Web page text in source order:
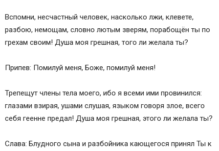
Вспомни, несчастный человек, насколько лжи, клевете,
разбою, немощам, словно лютым зверям, порабощён ты по
грехам своим! Душа моя грешная, того ли желала ты?
Припев: Помилуй меня, Боже, помилуй меня!
Трепещут члены тела моего, ибо я всеми ими провинился:
глазами взирая, ушами слушая, языком говоря злое, всего
себя геенне предал! Душа моя грешная, этого ли желала ты?
Слава: Блудного сына и разбойника кающегося принял Ты к